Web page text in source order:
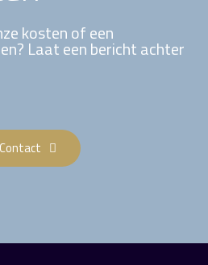
kosten of een
Laat een bericht achter
Contact